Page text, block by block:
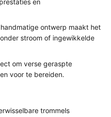
en
ontwerp maakt het
stroom of ingewikkelde
om verse geraspte
voor te bereiden.
trommels